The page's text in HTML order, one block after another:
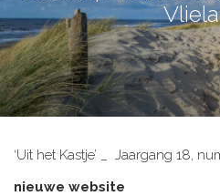
‘Uit het Kastje’ _ Jaargang 18,
nieuwe website